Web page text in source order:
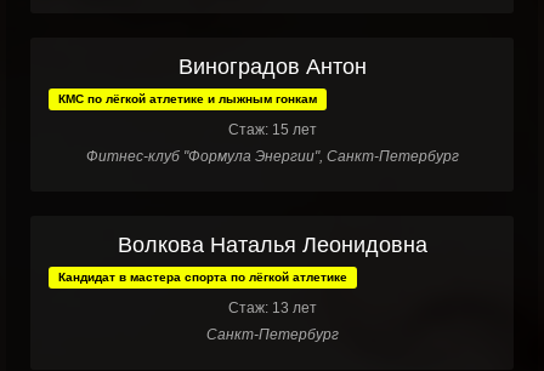
Виноградов Антон
КМС по лёгкой атлетике и лыжным гонкам
Стаж: 15 лет
Фитнес-клуб "Формула Энергии", Санкт-Петербург
Волкова Наталья Леонидовна
Кандидат в мастера спорта по лёгкой атлетике
Стаж: 13 лет
Санкт-Петербург